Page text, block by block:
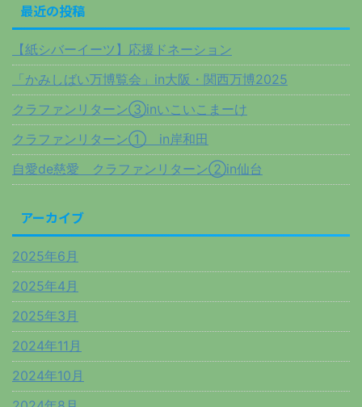
最近の投稿
【紙シバーイーツ】応援ドネーション
「かみしばい万博覧会」in大阪・関西万博2025
クラファンリターン③inいこいこまーけ
クラファンリターン① in岸和田
自愛de慈愛 クラファンリターン②in仙台
アーカイブ
2025年6月
2025年4月
2025年3月
2024年11月
2024年10月